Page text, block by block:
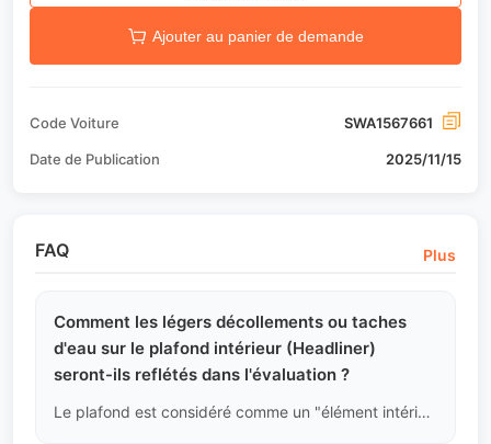
Ajouter au panier de demande
Code Voiture SWA1567661
Date de Publication 2025/11/15
FAQ Plus
Comment les légers décollements ou taches
d'eau sur le plafond intérieur (Headliner)
seront-ils reflétés dans l'évaluation ?
Le plafond est considéré comme un "élément intérieur irréversible". Si les bords se décollent ou s'il y a des taches d'eau foncées difficiles à nettoyer, cela entraînera une dégradation de la note intérieure (Interior Grade), même si cela n'affecte pas la conduite. Nous n'utiliserons pas d'épingles ou de colle de mauvaise qualité pour des réparations dissimulées.